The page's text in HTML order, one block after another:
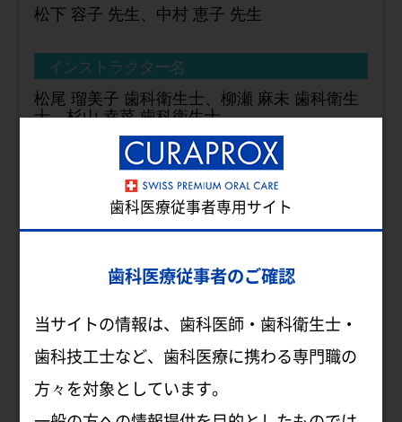
松下 容子 先生、中村 恵子 先生
インストラクター名
松尾 瑠美子 歯科衛生士、柳瀬 麻未 歯科衛生
士、杉山 幸菜 歯科衛生士、
柿本 薫 歯科衛生士、芝野望 歯科衛生士
9/20～9/23
〒110-0005 東京都台東区上野７丁目６−９
満席
歯科医療従事者専用サイト
歯科医療従事者のご確認
当サイトの情報は、歯科医師・歯科衛生士・
歯科技工士など、歯科医療に携わる専門職の
方々を対象としています。